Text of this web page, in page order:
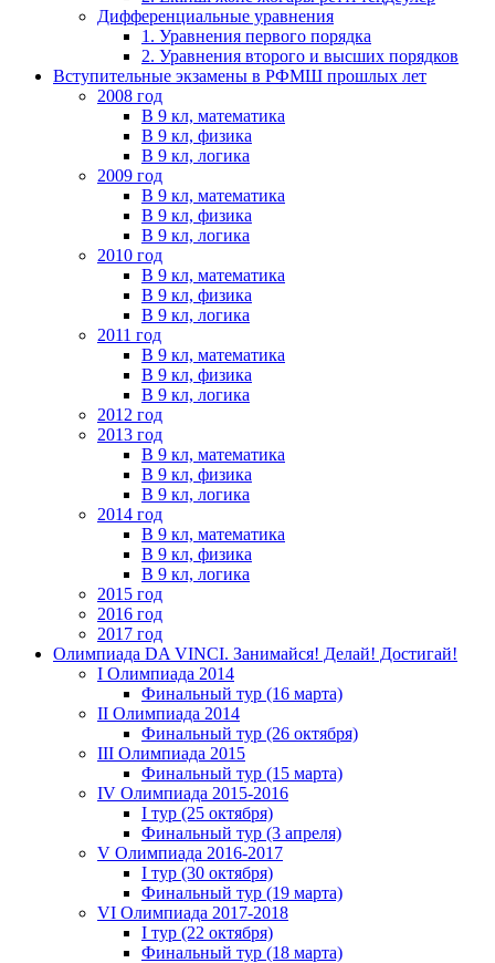
Дифференциальные уравнения
1. Уравнения первого порядка
2. Уравнения второго и высших порядков
Вступительные экзамены в РФМШ прошлых лет
2008 год
В 9 кл, математика
В 9 кл, физика
В 9 кл, логика
2009 год
В 9 кл, математика
В 9 кл, физика
В 9 кл, логика
2010 год
В 9 кл, математика
В 9 кл, физика
В 9 кл, логика
2011 год
В 9 кл, математика
В 9 кл, физика
В 9 кл, логика
2012 год
2013 год
В 9 кл, математика
В 9 кл, физика
В 9 кл, логика
2014 год
В 9 кл, математика
В 9 кл, физика
В 9 кл, логика
2015 год
2016 год
2017 год
Олимпиада DA VINCI. Занимайся! Делай! Достигай!
I Олимпиада 2014
Финальный тур (16 марта)
II Олимпиада 2014
Финальный тур (26 октября)
III Олимпиада 2015
Финальный тур (15 марта)
IV Олимпиада 2015-2016
I тур (25 октября)
Финальный тур (3 апреля)
V Олимпиада 2016-2017
I тур (30 октября)
Финальный тур (19 марта)
VI Олимпиада 2017-2018
I тур (22 октября)
Финальный тур (18 марта)